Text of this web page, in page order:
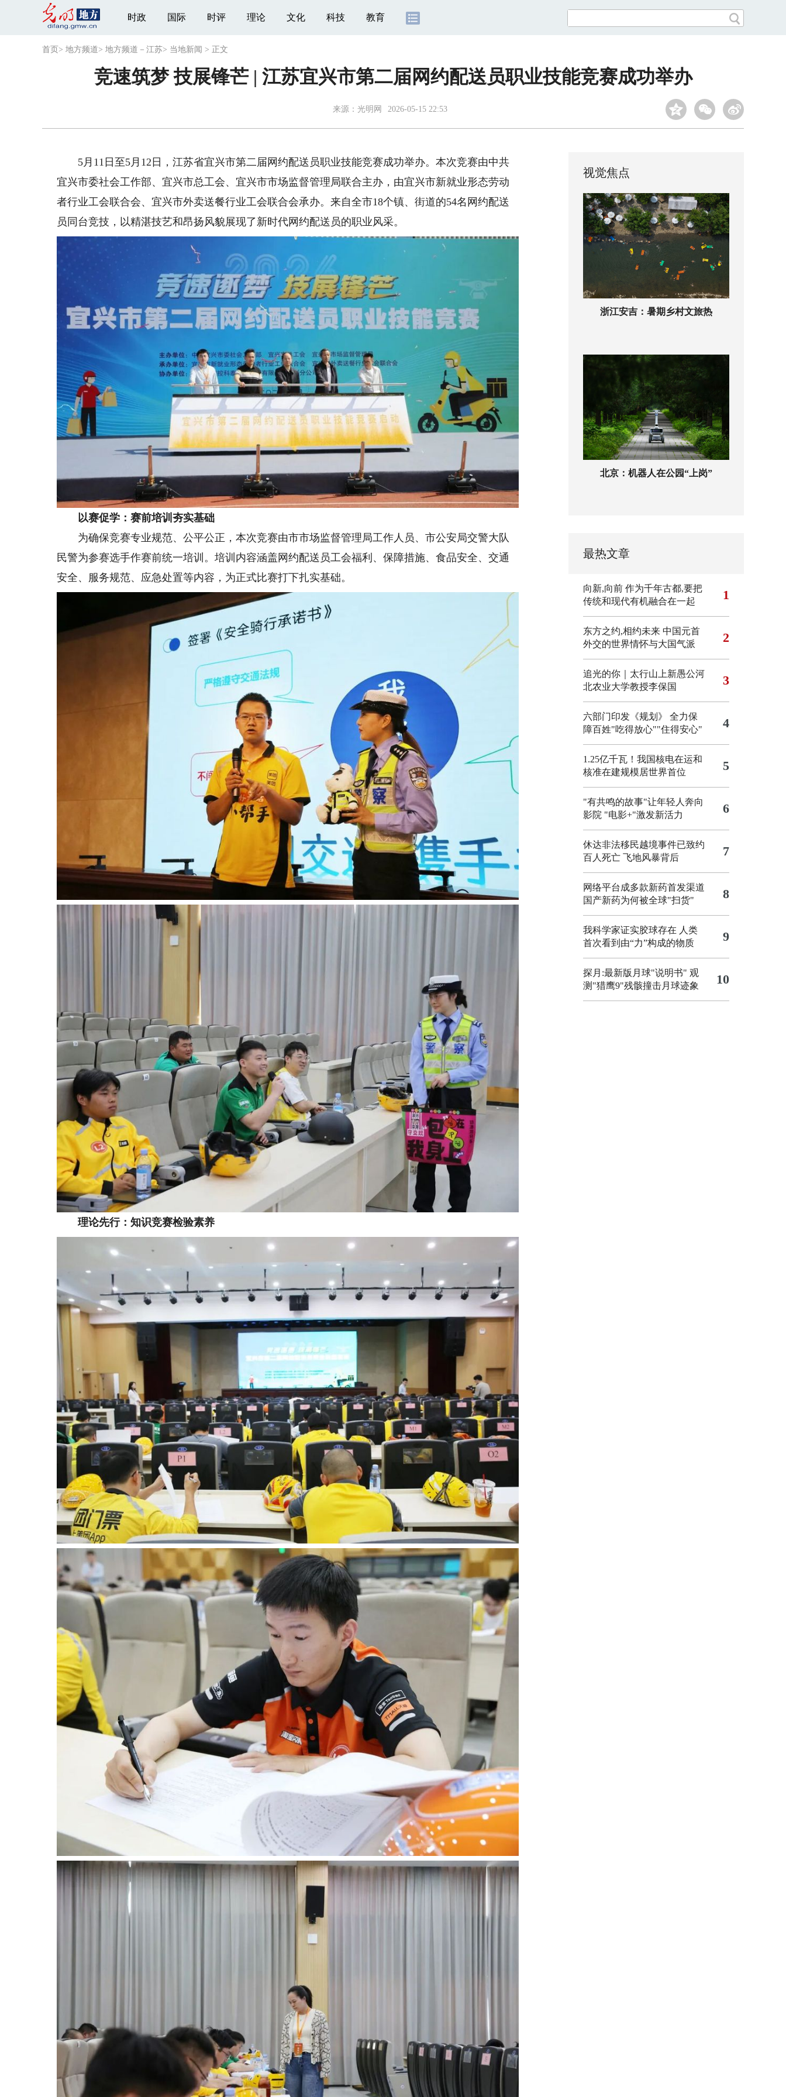
时政 国际 时评 理论 文化 科技 教育
首页 > 地方频道> 地方频道－江苏> 当地新闻 > 正文
竞速筑梦 技展锋芒 | 江苏宜兴市第二届网约配送员职业技能竞赛成功举办
来源： 光明网 2026-05-15 22:53
5月11日至5月12日，江苏省宜兴市第二届网约配送员职业技能竞赛成功举办。本次竞赛由中共
宜兴市委社会工作部、宜兴市总工会、宜兴市市场监督管理局联合主办，由宜兴市新就业形态劳动
者行业工会联合会、宜兴市外卖送餐行业工会联合会承办。来自全市18个镇、街道的54名网约配送
员同台竞技，以精湛技艺和昂扬风貌展现了新时代网约配送员的职业风采。
以赛促学：赛前培训夯实基础
为确保竞赛专业规范、公平公正，本次竞赛由市市场监督管理局工作人员、市公安局交警大队
民警为参赛选手作赛前统一培训。培训内容涵盖网约配送员工会福利、保障措施、食品安全、交通
安全、服务规范、应急处置等内容，为正式比赛打下扎实基础。
理论先行：知识竞赛检验素养
视觉焦点
浙江安吉：暑期乡村文旅热
北京：机器人在公园“上岗”
最热文章
向新,向前 作为千年古都,要把
传统和现代有机融合在一起
1
东方之约,相约未来 中国元首
外交的世界情怀与大国气派
2
追光的你｜太行山上新愚公河
北农业大学教授李保国
3
六部门印发《规划》 全力保
障百姓"吃得放心""住得安心"
4
1.25亿千瓦！我国核电在运和
核准在建规模居世界首位
5
"有共鸣的故事"让年轻人奔向
影院 "电影+"激发新活力 6
休达非法移民越境事件已致约
百人死亡 飞地风暴背后 7
网络平台成多款新药首发渠道
国产新药为何被全球"扫货"
8
我科学家证实胶球存在 人类
首次看到由“力”构成的物质
9
探月:最新版月球"说明书" 观
测"猎鹰9"残骸撞击月球迹象
10